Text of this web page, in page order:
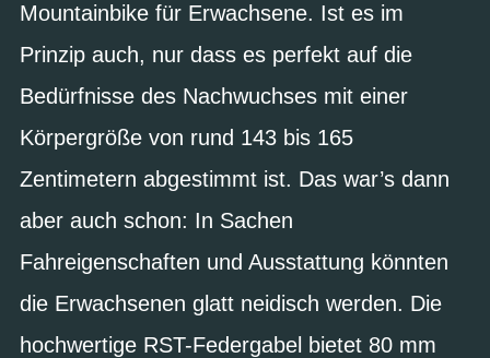
Mountainbike für Erwachsene. Ist es im
Prinzip auch, nur dass es perfekt auf die
Bedürfnisse des Nachwuchses mit einer
Körpergröße von rund 143 bis 165
Zentimetern abgestimmt ist. Das war’s dann
aber auch schon: In Sachen
Fahreigenschaften und Ausstattung könnten
die Erwachsenen glatt neidisch werden. Die
hochwertige RST-Federgabel bietet 80 mm